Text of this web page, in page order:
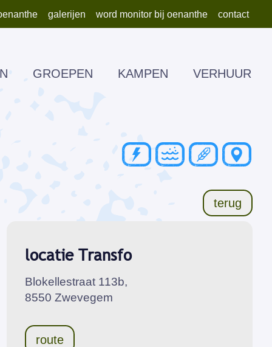
galerijen word monitor bij oenanthe contact
GROEPEN KAMPEN VERHUUR
terug
locatie Transfo
Blokellestraat 113b,
8550 Zwevegem
route